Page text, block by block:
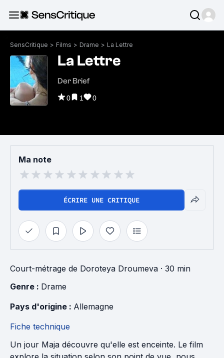
SensCritique > Films > Drame > La Lettre
La Lettre
Der Brief
0 1 0
Ma note
ÉCRIRE UNE CRITIQUE
Court-métrage de Doroteya Droumeva · 30 min
Genre : Drame
Pays d'origine : Allemagne
Fiche technique
Un jour Maja découvre qu'elle est enceinte. Le film